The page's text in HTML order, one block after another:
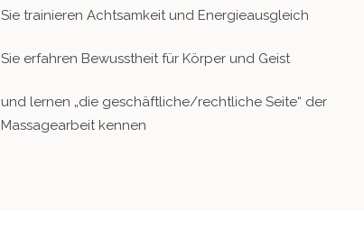
Sie trainieren Achtsamkeit und Energieausgleich
Sie erfahren Bewusstheit für Körper und Geist
und lernen „die geschäftliche/rechtliche Seite“ der
Massagearbeit kennen